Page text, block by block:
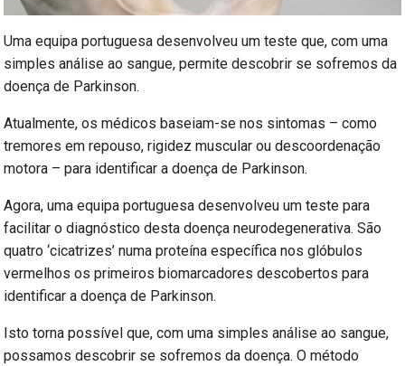
Uma equipa portuguesa desenvolveu um teste que, com uma
simples análise ao sangue, permite descobrir se sofremos da
doença de Parkinson.
Atualmente, os médicos baseiam-se nos sintomas – como
tremores em repouso, rigidez muscular ou descoordenação
motora – para identificar a doença de Parkinson.
Agora, uma equipa portuguesa desenvolveu um teste para
facilitar o diagnóstico desta doença neurodegenerativa. São
quatro ‘cicatrizes’ numa proteína específica nos glóbulos
vermelhos os primeiros biomarcadores descobertos para
identificar a doença de Parkinson.
Isto torna possível que, com uma simples análise ao sangue,
possamos descobrir se sofremos da doença. O método